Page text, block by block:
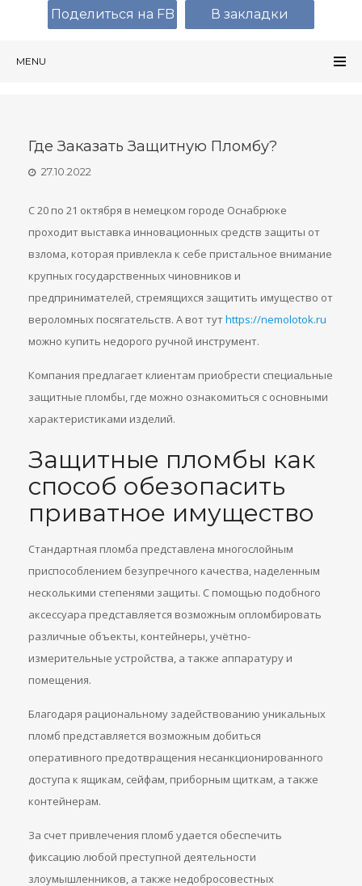
MENU
Где Заказать Защитную Пломбу?
27.10.2022
С 20 по 21 октября в немецком городе Оснабрюке
проходит выставка инновационных средств защиты от
взлома, которая привлекла к себе пристальное внимание
крупных государственных чиновников и
предпринимателей, стремящихся защитить имущество от
вероломных посягательств. А вот тутhttps://nemolotok.ru
можно купить недорого ручной инструмент.
Компания предлагает клиентам приобрести специальные
защитные пломбы, где можно ознакомиться с основными
характеристиками изделий.
Защитные пломбы как
способ обезопасить
приватное имущество
Стандартная пломба представлена многослойным
приспособлением безупречного качества, наделенным
несколькими степенями защиты. С помощью подобного
аксессуара представляется возможным опломбировать
различные объекты, контейнеры, учётно-
измерительные устройства, а также аппаратуру и
помещения.
Благодаря рациональному задействованию уникальных
пломб представляется возможным добиться
оперативного предотвращения несанкционированного
доступа к ящикам, сейфам, приборным щиткам, а также
контейнерам.
За счет привлечения пломб удается обеспечить
фиксацию любой преступной деятельности
злоумышленников, а также недобросовестных
Поделиться на FB В закладки